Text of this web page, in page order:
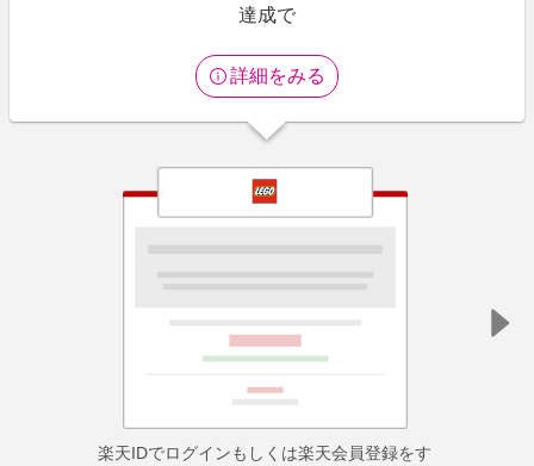
ビジネス・その他サービス
Samsung ボーナスキャンペーン
週末の高還元 夏の長期版
達成で
詳細をみる
楽天IDでログインもしくは楽天会員登録をす